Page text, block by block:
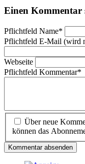
Einen Kommentar
Pflichtfeld Name*
Pflichtfeld E-Mail (wird
Webseite
Pflichtfeld Kommentar*
Über neue
können das
Kommentar absenden